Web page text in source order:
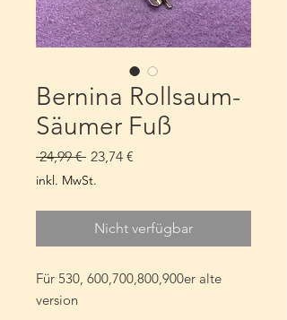
Bernina Rollsaum-
Säumer Fuß
24,99 € Standardpreis
23,74 €
inkl. MwSt.
Nicht verfügbar
Für 530, 600,700,800,900er alte
version